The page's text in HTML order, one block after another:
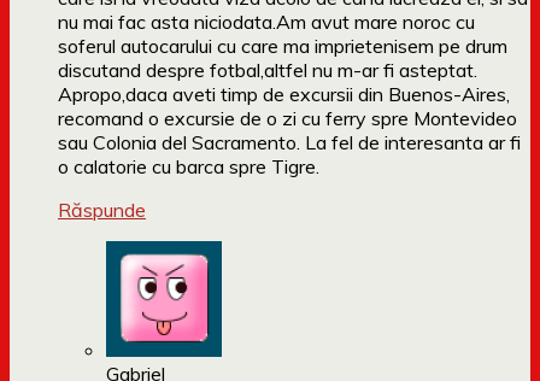
nu mai fac asta niciodata.Am avut mare noroc cu
soferul autocarului cu care ma imprietenisem pe drum
discutand despre fotbal,altfel nu m-ar fi asteptat.
Apropo,daca aveti timp de excursii din Buenos-Aires,
recomand o excursie de o zi cu ferry spre Montevideo
sau Colonia del Sacramento. La fel de interesanta ar fi
o calatorie cu barca spre Tigre.
Răspunde
Gabriel